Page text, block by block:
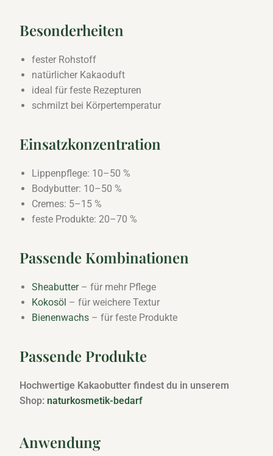
Besonderheiten
fester Rohstoff
natürlicher Kakaoduft
ideal für feste Rezepturen
schmilzt bei Körpertemperatur
Einsatzkonzentration
Lippenpflege: 10–50 %
Bodybutter: 10–50 %
Cremes: 5–15 %
feste Produkte: 20–70 %
Passende Kombinationen
Sheabutter– für mehr Pflege
Kokosöl – für weichere Textur
Bienenwachs – für feste Produkte
Passende Produkte
Hochwertige Kakaobutter findest du in unserem
Shop: naturkosmetik-bedarf
Anwendung